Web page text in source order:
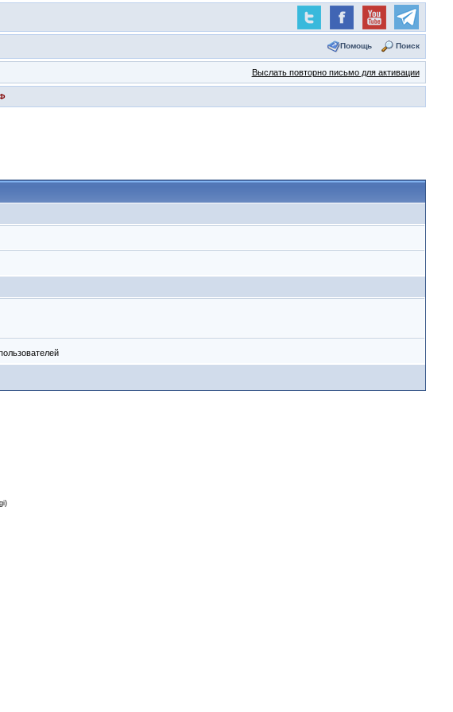
Помощь Поиск
Выслать повторно письмо для активации